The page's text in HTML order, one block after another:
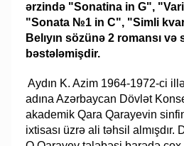
ərzində "Sonatina in G",
"Sonata №1 in C", "Simli
Belıyın sözünə 2 romansı və
bəstələmişdir.
Aydın K. Azim 1964-1972-ci
adına Azərbaycan Dövlət
akademik Qara Qarayevin
ixtisası üzrə ali təhsil almışdır.